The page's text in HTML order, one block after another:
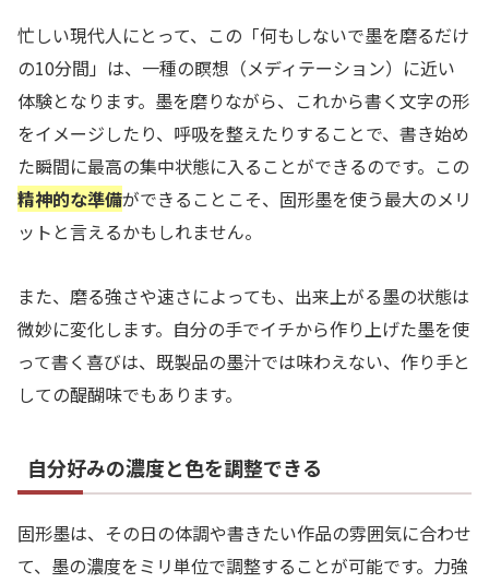
忙しい現代人にとって、この「何もしないで墨を磨るだけ
の10分間」は、一種の瞑想（メディテーション）に近い
体験となります。墨を磨りながら、これから書く文字の形
をイメージしたり、呼吸を整えたりすることで、書き始め
た瞬間に最高の集中状態に入ることができるのです。この
精神的な準備ができることこそ、固形墨を使う最大のメリ
ットと言えるかもしれません。
また、磨る強さや速さによっても、出来上がる墨の状態は
微妙に変化します。自分の手でイチから作り上げた墨を使
って書く喜びは、既製品の墨汁では味わえない、作り手と
しての醍醐味でもあります。
自分好みの濃度と色を調整できる
固形墨は、その日の体調や書きたい作品の雰囲気に合わせ
て、墨の濃度をミリ単位で調整することが可能です。力強